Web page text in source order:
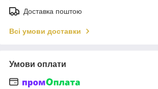
Доставка поштою
Всі умови доставки
Умови оплати